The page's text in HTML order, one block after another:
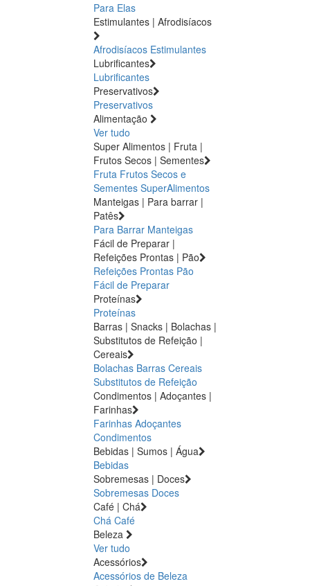
Para Elas
Estimulantes | Afrodisíacos
Afrodisíacos Estimulantes
Lubrificantes
Lubrificantes
Preservativos
Preservativos
Alimentação
Ver tudo
Super Alimentos | Fruta |
Frutos Secos | Sementes
Fruta Frutos Secos e
Sementes SuperAlimentos
Manteigas | Para barrar |
Patês
Para Barrar Manteigas
Fácil de Preparar |
Refeições Prontas | Pão
Refeições Prontas Pão
Fácil de Preparar
Proteínas
Proteínas
Barras | Snacks | Bolachas |
Substitutos de Refeição |
Cereais
Bolachas Barras Cereais
Substitutos de Refeição
Condimentos | Adoçantes |
Farinhas
Farinhas Adoçantes
Condimentos
Bebidas | Sumos | Água
Bebidas
Sobremesas | Doces
Sobremesas Doces
Café | Chá
Chá Café
Beleza
Ver tudo
Acessórios
Acessórios de Beleza